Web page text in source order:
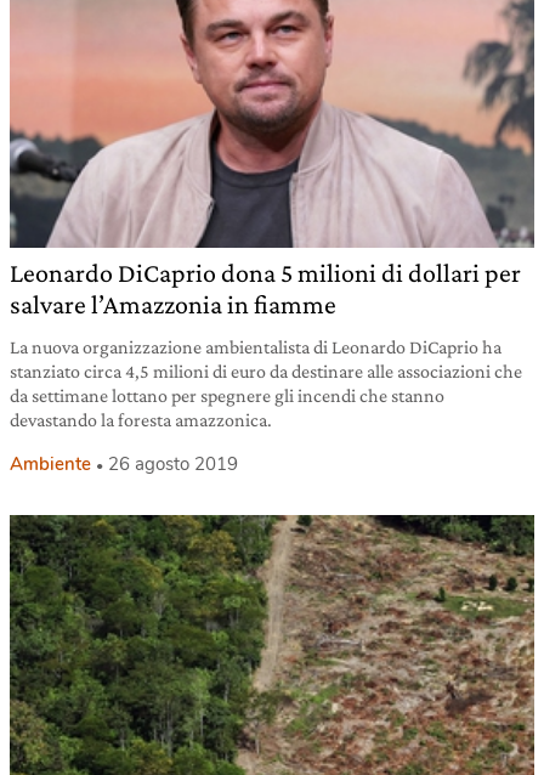
Leonardo DiCaprio dona 5 milioni di dollari per
salvare l’Amazzonia in fiamme
La nuova organizzazione ambientalista di Leonardo DiCaprio ha
stanziato circa 4,5 milioni di euro da destinare alle associazioni che
da settimane lottano per spegnere gli incendi che stanno
devastando la foresta amazzonica.
Ambiente 26 agosto 2019